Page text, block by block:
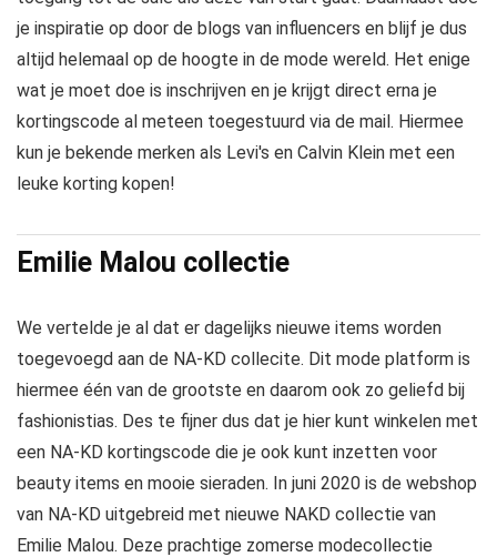
je inspiratie op door de blogs van influencers en blijf je dus
altijd helemaal op de hoogte in de mode wereld. Het enige
wat je moet doe is inschrijven en je krijgt direct erna je
kortingscode al meteen toegestuurd via de mail. Hiermee
kun je bekende merken als Levi's en Calvin Klein met een
leuke korting kopen!
Emilie Malou collectie
We vertelde je al dat er dagelijks nieuwe items worden
toegevoegd aan de NA-KD collecite. Dit mode platform is
hiermee één van de grootste en daarom ook zo geliefd bij
fashionistias. Des te fijner dus dat je hier kunt winkelen met
een NA-KD kortingscode die je ook kunt inzetten voor
beauty items en mooie sieraden. In juni 2020 is de webshop
van NA-KD uitgebreid met nieuwe NAKD collectie van
Emilie Malou. Deze prachtige zomerse modecollectie